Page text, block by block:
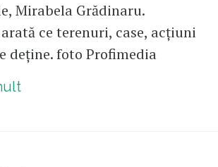
Mirabela Grădinaru.
ce terenuri, case, acțiuni
deține. foto Profimedia